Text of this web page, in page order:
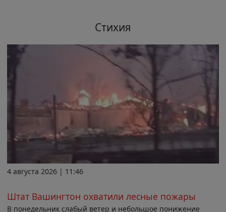
Стихия
4 августа 2026 | 11:46
Штат Вашингтон охватили лесные пожары
В понедельник слабый ветер и небольшое понижение